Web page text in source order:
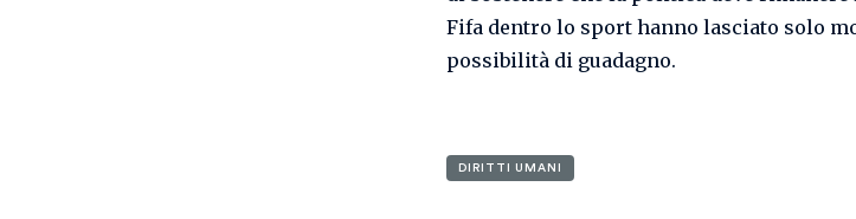
Fifa dentro lo sport hanno lasciato solo
possibilità di guadagno.
DIRITTI UMANI